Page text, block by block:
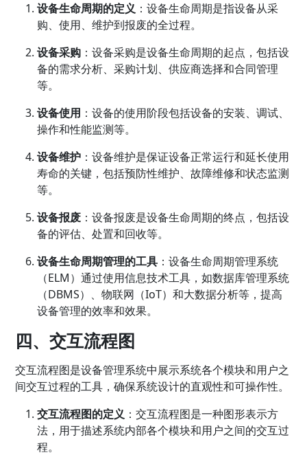
设备生命周期的定义 ：设备生命周期是指设备从采
购、使用、维护到报废的全过程。
设备采购 ：设备采购是设备生命周期的起点，包括设
备的需求分析、采购计划、供应商选择和合同管理
等。
设备使用 ：设备的使用阶段包括设备的安装、调试、
操作和性能监测等。
设备维护 ：设备维护是保证设备正常运行和延长使用
寿命的关键，包括预防性维护、故障维修和状态监测
等。
设备报废 ：设备报废是设备生命周期的终点，包括设
备的评估、处置和回收等。
设备生命周期管理的工具 ：设备生命周期管理系统
（ELM）通过使用信息技术工具，如数据库管理系统
（DBMS）、物联网（IoT）和大数据分析等，提高
设备管理的效率和效果。
四、交互流程图
交互流程图是设备管理系统中展示系统各个模块和用户之
间交互过程的工具，确保系统设计的直观性和可操作性。
交互流程图的定义 ：交互流程图是一种图形表示方
法，用于描述系统内部各个模块和用户之间的交互过
程。